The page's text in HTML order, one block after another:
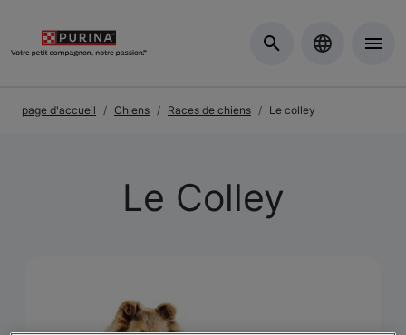
page d'accueil Chiens Races de chiens Le colley
Le Colley